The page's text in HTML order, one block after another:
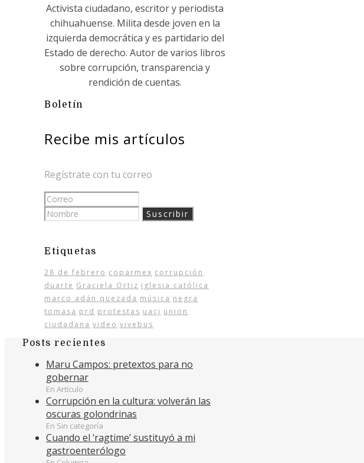
Activista ciudadano, escritor y periodista
chihuahuense. Milita desde joven en la
izquierda democrática y es partidario del
Estado de derecho. Autor de varios libros
sobre corrupción, transparencia y
rendición de cuentas.
Boletín
Recibe mis artículos
Regístrate con tu correo
Etiquetas
28 de febrero coparmex corrupción
duarte Graciela Ortiz iglesia católica
marco adán quezada música negra
tomasa prd protestas uacj union
ciudadana video vivebus
Posts recientes
Maru Campos: pretextos para no
gobernar
En Artículo
Corrupción en la cultura: volverán las
oscuras golondrinas
En Sin categoría
Cuando el ‘ragtime’ sustituyó a mi
gastroenterólogo